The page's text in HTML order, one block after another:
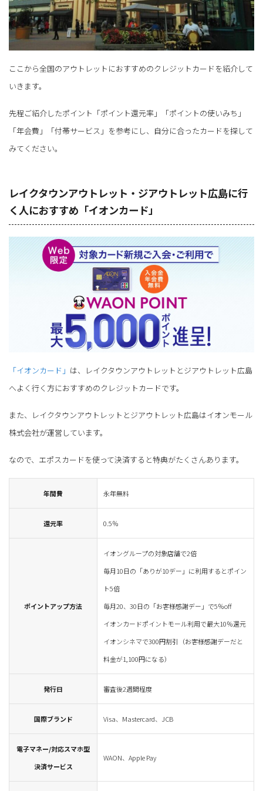
ここから全国のアウトレットにおすすめのクレジットカードを紹介して
いきます。
先程ご紹介したポイント「ポイント還元率」「ポイントの使いみち」
「年会費」「付帯サービス」を参考にし、自分に合ったカードを探して
みてください。
レイクタウンアウトレット・ジアウトレット広島に行
く人におすすめ「イオンカード」
「イオンカード」 は、レイクタウンアウトレットとジアウトレット広島
へよく行く方におすすめのクレジットカードです。
また、レイクタウンアウトレットとジアウトレット広島はイオンモール
株式会社が運営しています。
なので、エポスカードを使って決済すると特典がたくさんあります。
年間費 永年無料
還元率 0.5％
ポイントアップ方法
イオングループの対象店舗で2倍
毎月10日の「ありが10デー」に利用するとポイン
ト5倍
毎月20、30日の「お客様感謝デー」で5％off
イオンカードポイントモール利用で最大10％還元
イオンシネマで300円割引（お客様感謝デーだと
料金が1,100円になる）
発行日 審査後2週間程度
国際ブランド Visa、Mastercard、JCB
電子マネー/対応スマホ型
決済サービス
WAON、Apple Pay